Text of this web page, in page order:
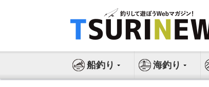
ス
船釣り 海釣り